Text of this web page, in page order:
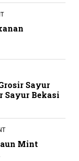
Sayur
Sayur Bekasi
Mint